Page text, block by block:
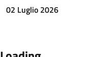
02 Luglio 2026